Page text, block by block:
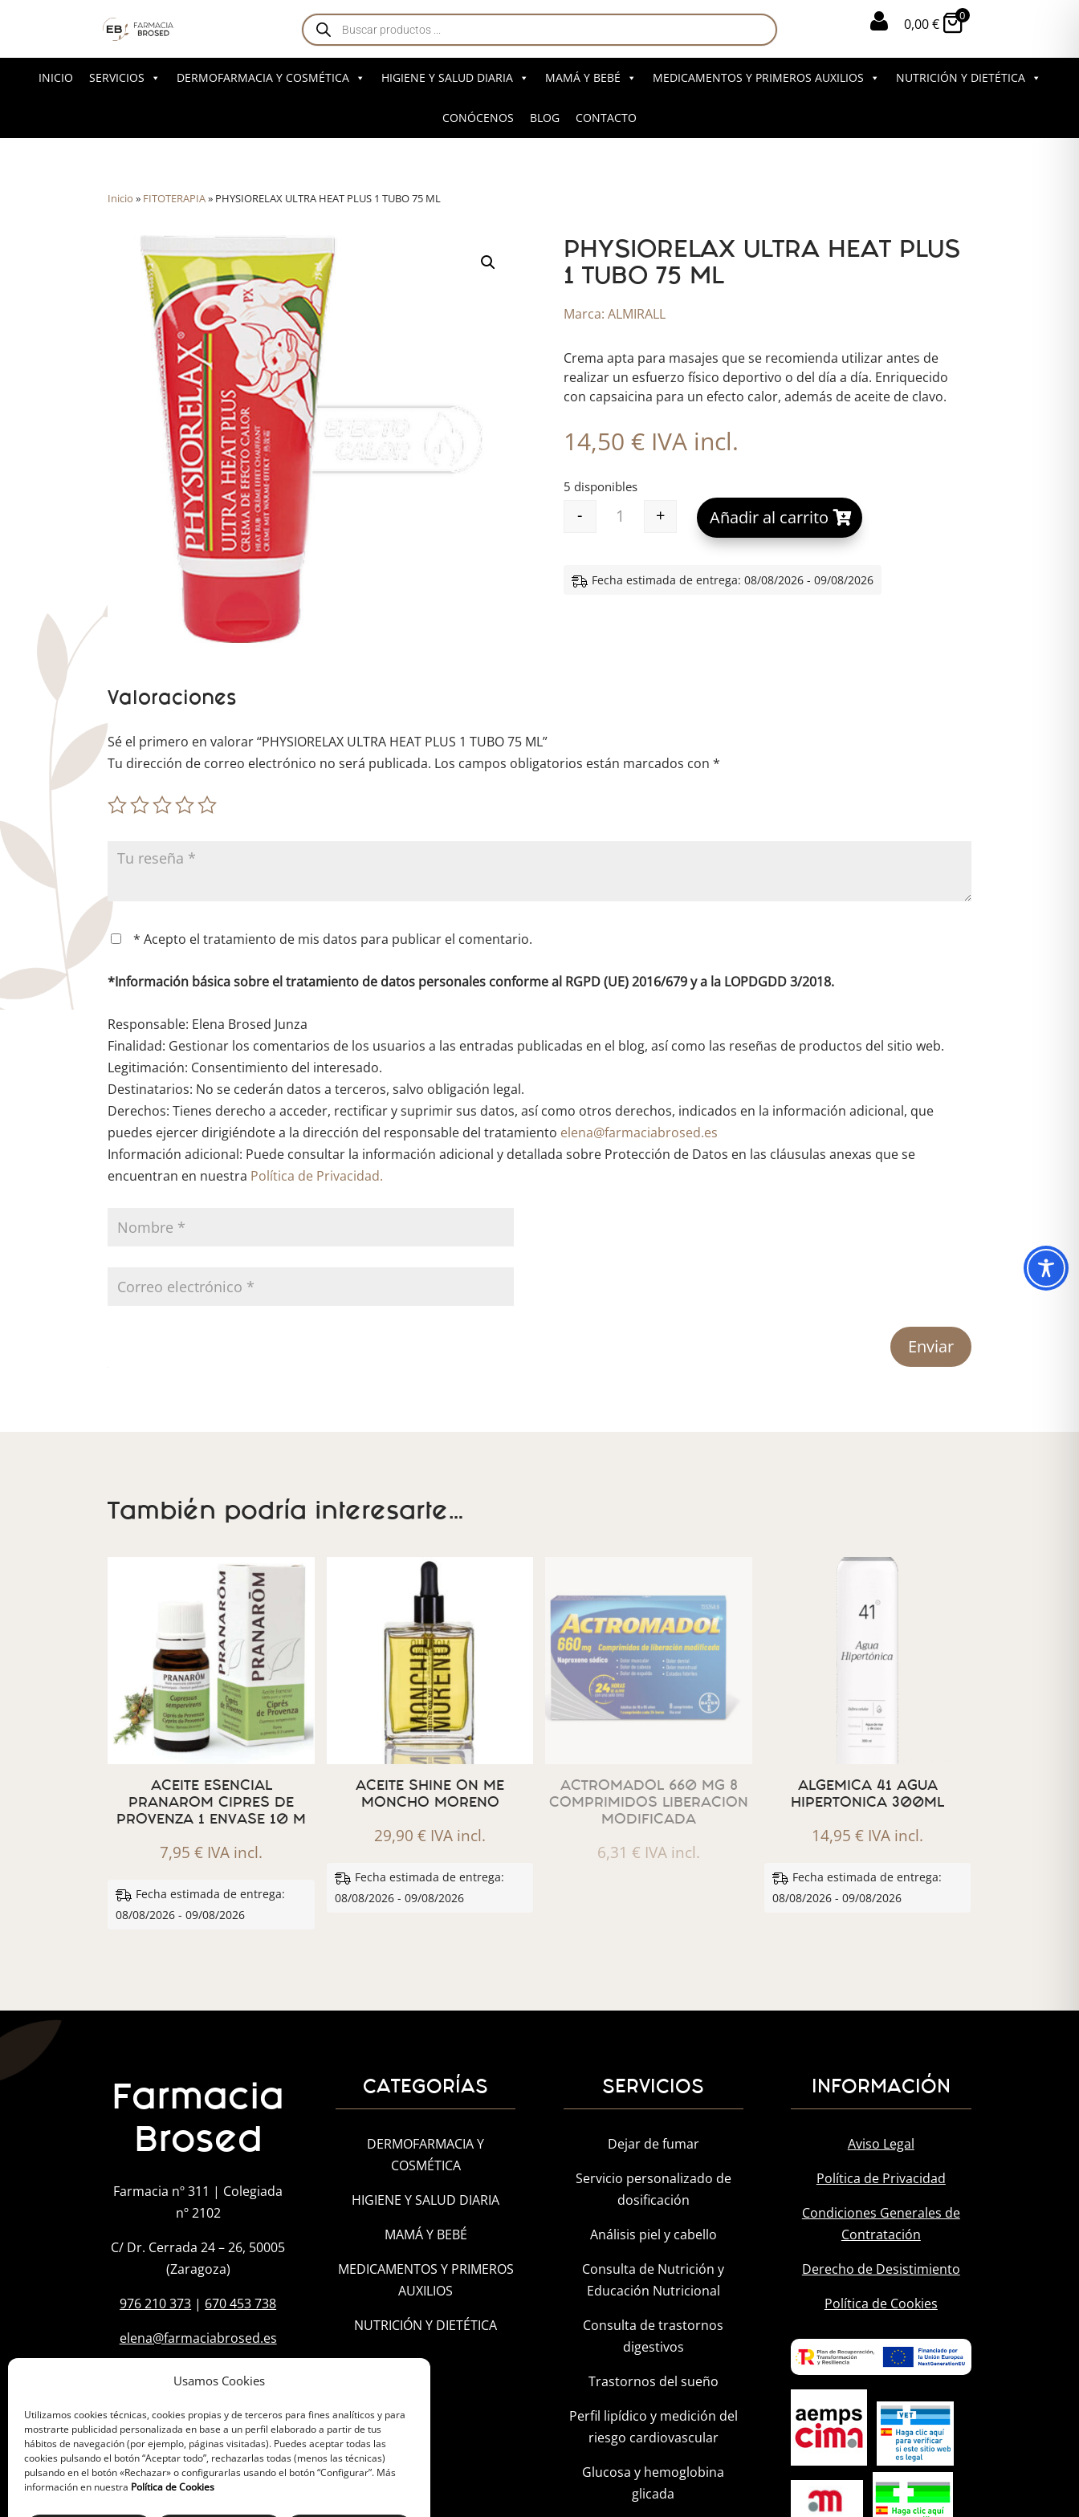
Usamos Cookies
Utilizamos cookies técnicas, cookies propias y de terceros para fines analíticos y para
mostrarte publicidad personalizada en base a un perfil elaborado a partir de tus
hábitos de navegación (por ejemplo, páginas visitadas). Puedes aceptar todas las
cookies pulsando el botón “Aceptar todo”, rechazarlas todas (menos las técnicas)
pulsando en el botón «Rechazar» o configurarlas usando el botón “Configurar”. Más
información en nuestra Política de Cookies
Búsqueda
de
productos
 0,00€
0
INICIO SERVICIOS DERMOFARMACIA Y COSMÉTICA HIGIENE Y SALUD DIARIA MAMÁ Y BEBÉ MEDICAMENTOS Y PRIMEROS AUXILIOS NUTRICIÓN Y DIETÉTICA
CONÓCENOS BLOG CONTACTO
Inicio » FITOTERAPIA» PHYSIORELAX ULTRA HEAT PLUS 1 TUBO 75 ML
PHYSIORELAX ULTRA HEAT PLUS
1 TUBO 75 ML
Marca: ALMIRALL
Crema apta para masajes que se recomienda utilizar antes de
realizar un esfuerzo físico deportivo o del día a día. Enriquecido
con capsaicina para un efecto calor, además de aceite de clavo.
14,50 € IVA incl.
5 disponibles
PHYSIORELAX ULTRA HEAT PLUS 1 TUBO 75 ML cantidad
- + Añadir al carrito
A
e
Fecha estimada de entrega: 08/08/2026 - 09/08/2026
Valoraciones
Sé el primero en valorar “PHYSIORELAX ULTRA HEAT PLUS 1 TUBO 75 ML”
Tu dirección de correo electrónico no será publicada. Los campos obligatorios están marcados con*
* Acepto el tratamiento de mis datos para publicar el comentario.
*Información básica sobre el tratamiento de datos personales conforme al RGPD (UE) 2016/679 y a la LOPDGDD 3/2018.
Responsable: Elena Brosed Junza
Finalidad: Gestionar los comentarios de los usuarios a las entradas publicadas en el blog, así como las reseñas de productos del sitio web.
Legitimación: Consentimiento del interesado.
Destinatarios: No se cederán datos a terceros, salvo obligación legal.
Derechos: Tienes derecho a acceder, rectificar y suprimir sus datos, así como otros derechos, indicados en la información adicional, que
puedes ejercer dirigiéndote a la dirección del responsable del tratamiento elena@farmaciabrosed.es
Información adicional: Puede consultar la información adicional y detallada sobre Protección de Datos en las cláusulas anexas que se
encuentran en nuestra Política de Privacidad.
Enviar
También podría interesarte…
ACEITE ESENCIAL
PRANAROM CIPRES DE
PROVENZA 1 ENVASE 10 M
7,95€ IVA incl.
Fecha estimada de entrega:
08/08/2026 - 09/08/2026
ACEITE SHINE ON ME
MONCHO MORENO
29,90€ IVA incl.
Fecha estimada de entrega:
08/08/2026 - 09/08/2026
ACTROMADOL 660 MG 8
COMPRIMIDOS LIBERACION
MODIFICADA
6,31€ IVA incl.
ALGEMICA 41 AGUA
HIPERTONICA 300ML
14,95€ IVA incl.
Fecha estimada de entrega:
08/08/2026 - 09/08/2026
Farmacia
Brosed
Farmacia nº 311 | Colegiada
nº 2102
C/ Dr. Cerrada 24 – 26, 50005
(Zaragoza)
976 210 373 | 670 453 738
elena@farmaciabrosed.es
CATEGORÍAS
DERMOFARMACIA Y
COSMÉTICA
HIGIENE Y SALUD DIARIA
MAMÁ Y BEBÉ
MEDICAMENTOS Y PRIMEROS
AUXILIOS
NUTRICIÓN Y DIETÉTICA
SERVICIOS
Dejar de fumar
Servicio personalizado de
dosificación
Análisis piel y cabello
Consulta de Nutrición y
Educación Nutricional
Consulta de trastornos
digestivos
Trastornos del sueño
Perfil lipídico y medición del
riesgo cardiovascular
Glucosa y hemoglobina
glicada
INFORMACIÓN
Aviso Legal
Política de Privacidad
Condiciones Generales de
Contratación
Derecho de Desistimiento
Política de Cookies